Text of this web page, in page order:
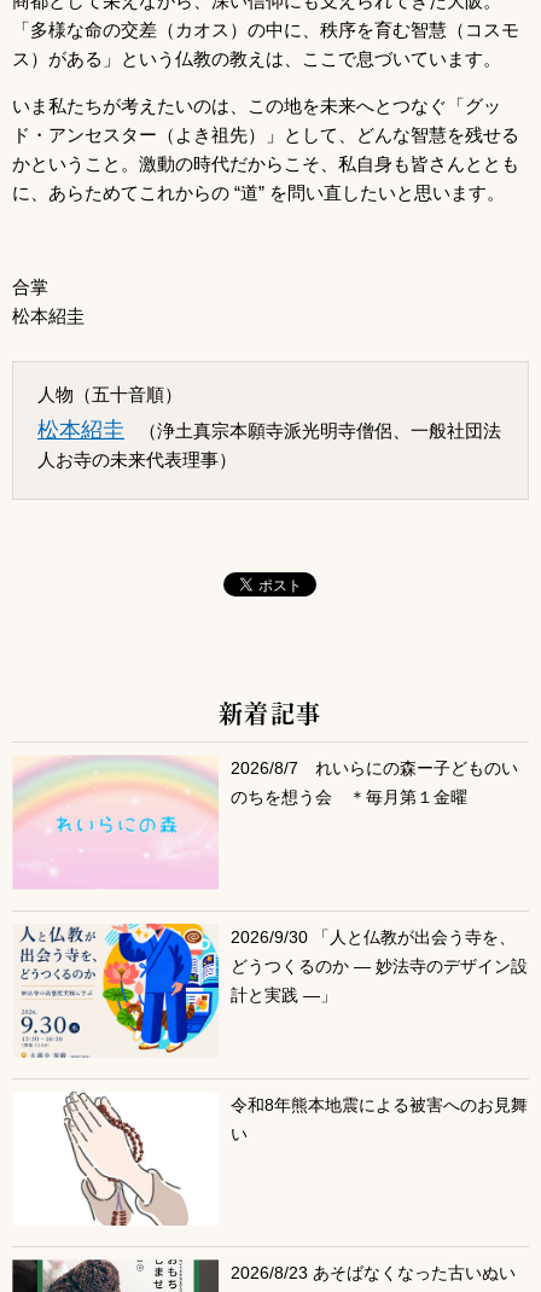
「多様な命の交差（カオス）の中に、秩序を育む智慧（コスモ
ス）がある」という仏教の教えは、ここで息づいています。
いま私たちが考えたいのは、この地を未来へとつなぐ「グッ
ド・アンセスター（よき祖先）」として、どんな智慧を残せる
かということ。激動の時代だからこそ、私自身も皆さんととも
に、あらためてこれからの “道” を問い直したいと思います。
合掌
松本紹圭
人物（五十音順）
松本紹圭
（浄土真宗本願寺派光明寺僧侶、一般社団法
人お寺の未来代表理事）
サブコンテンツ
新着記事
2026/8/7 れいらにの森ー子どものい
のちを想う会 ＊毎月第１金曜
2026/9/30 「人と仏教が出会う寺を、
どうつくるのか ― 妙法寺のデザイン設
計と実践 ―」
令和8年熊本地震による被害へのお見舞
い
2026/8/23 あそばなくなった古いぬい